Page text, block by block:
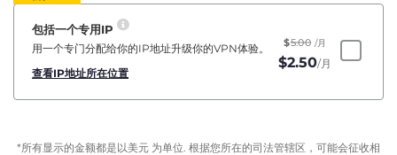
包括一个专用IP
用一个专门分配给你的IP地址升级你的VPN体验。
查看IP地址所在位置
$5.00 /月
$2.50/月
*所有显示的金额都是以美元 为单位. 根据您所在的司法管辖区，可能会征收相